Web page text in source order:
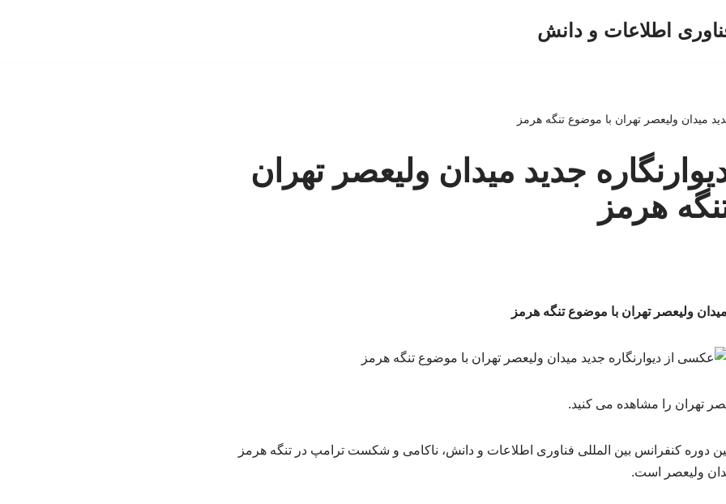
اطلاعات و دانش
میدان ولیعصر تهران با موضوع تنگه هرمز
جدید میدان ولیعصر تهران
هرمز
ولیعصر تهران با موضوع تنگه هرمز
تهران را مشاهده می کنید.
دوره کنفرانس بین المللی فناوری اطلاعات و دانش، ناکامی و شکست ترامپ در تنگه هرمز
ولیعصر است.